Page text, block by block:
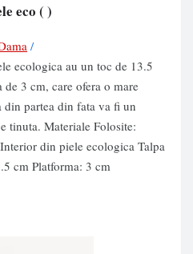
eco ( )
/
ecologica au un toc de 13.5
3 cm, care ofera o mare
partea din fata va fi un
tinuta. Materiale Folosite:
din piele ecologica Talpa
cm Platforma: 3 cm